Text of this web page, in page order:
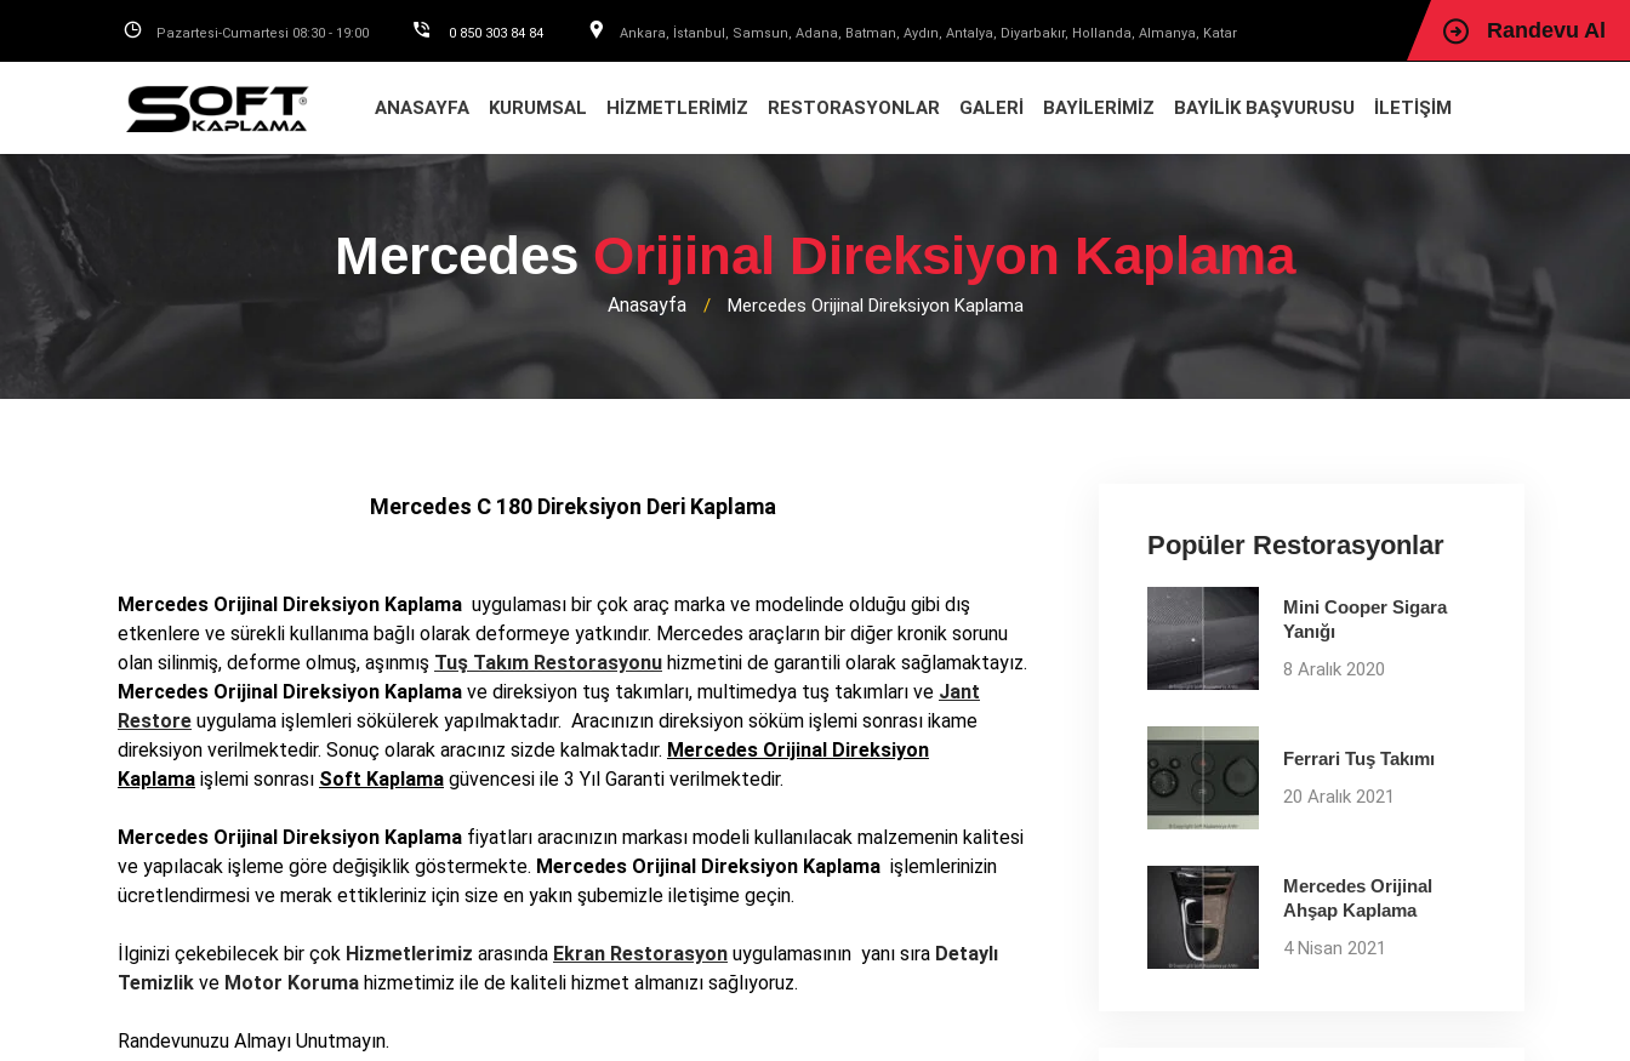
Randevu Al
Pazartesi-Cumartesi 08:30 - 19:00 0 850 303 84 84 Ankara, İstanbul, Samsun, Adana, Batman, Aydın, Antalya, Diyarbakır, Hollanda, Almanya, Katar
ANASAYFA KURUMSAL HIZMETLERIMIZ RESTORASYONLAR GALERI BAYILERIMIZ BAYILIK BAŞVURUSU İLETIŞIM
Mercedes Orijinal Direksiyon Kaplama
Anasayfa / Mercedes Orijinal Direksiyon Kaplama
Mercedes C 180 Direksiyon Deri Kaplama
Mercedes Orijinal Direksiyon Kaplama uygulaması bir çok araç marka ve modelinde olduğu gibi dış
etkenlere ve sürekli kullanıma bağlı olarak deformeye yatkındır. Mercedes araçların bir diğer kronik sorunu
olan silinmiş, deforme olmuş, aşınmış Tuş Takım Restorasyonu hizmetini de garantili olarak sağlamaktayız.
Mercedes Orijinal Direksiyon Kaplama ve direksiyon tuş takımları, multimedya tuş takımları ve Jant
Restore uygulama işlemleri sökülerek yapılmaktadır. Aracınızın direksiyon söküm işlemi sonrası ikame
direksiyon verilmektedir. Sonuç olarak aracınız sizde kalmaktadır. Mercedes Orijinal Direksiyon
Kaplama işlemi sonrası Soft Kaplama güvencesi ile 3 Yıl Garanti verilmektedir.
Mercedes Orijinal Direksiyon Kaplama fiyatları aracınızın markası modeli kullanılacak malzemenin kalitesi
ve yapılacak işleme göre değişiklik göstermekte. Mercedes Orijinal Direksiyon Kaplama işlemlerinizin
ücretlendirmesi ve merak ettikleriniz için size en yakın şubemizle iletişime geçin.
İlginizi çekebilecek bir çok Hizmetlerimiz arasında Ekran Restorasyon uygulamasının yanı sıra Detaylı
Temizlik ve Motor Koruma hizmetimiz ile de kaliteli hizmet almanızı sağlıyoruz.
Randevunuzu Almayı Unutmayın.
Popüler Restorasyonlar
Mini Cooper Sigara
Yanığı
8 Aralık 2020
Ferrari Tuş Takımı
20 Aralık 2021
Mercedes Orijinal
Ahşap Kaplama
4 Nisan 2021